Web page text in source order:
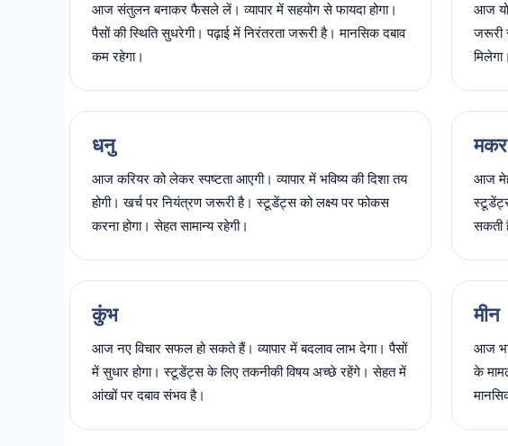
आज संतुलन बनाकर फैसले लें। व्यापार में सहयोग से फायदा होगा।
पैसों की स्थिति सुधरेगी। पढ़ाई में निरंतरता जरूरी है। मानसिक दबाव
कम रहेगा।
आज
जरूरी
धनु
आज करियर को लेकर स्पष्टता आएगी। व्यापार में भविष्य की दिशा तय
होगी। खर्च पर नियंत्रण जरूरी है। स्टूडेंट्स को लक्ष्य पर फोकस
करना होगा। सेहत सामान्य रहेगी।
मकर
आज
सकती
कुंभ
आज नए विचार सफल हो सकते हैं। व्यापार में बदलाव लाभ देगा। पैसों
में सुधार होगा। स्टूडेंट्स के लिए तकनीकी विषय अच्छे रहेंगे। सेहत में
आंखों पर दबाव संभव है।
मीन
आज
के